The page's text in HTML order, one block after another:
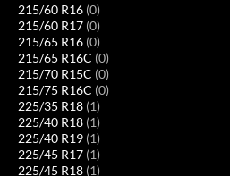
215/60 R16 (0)
215/60 R17 (0)
215/65 R16 (0)
215/65 R16C (0)
215/70 R15C (0)
215/75 R16C (0)
225/35 R18 (1)
225/40 R18 (1)
225/40 R19 (1)
225/45 R17 (1)
225/45 R18 (1)